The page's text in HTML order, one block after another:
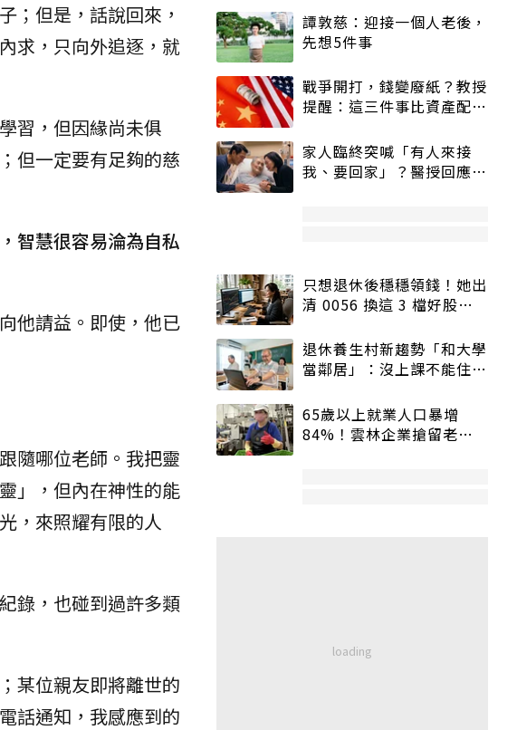
；但是，話說回來，
求，只向外追逐，就
習，但因緣尚未俱
但一定要有足夠的慈
智慧很容易淪為自私
他請益。即使，他已
隨哪位老師。我把靈
」，但內在神性的能
，來照耀有限的人
錄，也碰到過許多類
某位親友即將離世的
話通知，我感應到的
譚敦慈：迎接一個人老後，
先想5件事
戰爭開打，錢變廢紙？教授
提醒：這三件事比資產配置
家人臨終突喊「有人來接
我、要回家」？醫授回應方
只想退休後穩穩領錢！她出
清 0056 換這 3 檔好股：
退休養生村新趨勢「和大學
當鄰居」：沒上課不能住、
65歲以上就業人口暴增
84%！雲林企業搶留老員